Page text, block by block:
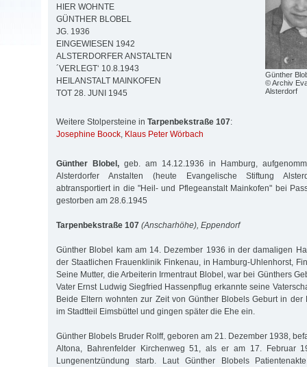
Günther
© Archiv
Alsterdorf
HIER WOHNTE
GÜNTHER BLOBEL
JG. 1936
EINGEWIESEN 1942
ALSTERDORFER ANSTALTEN
´VERLEGT‘ 10.8.1943
HEILANSTALT MAINKOFEN
TOT 28. JUNI 1945
Weitere Stolpersteine in Tarpenbekstraße 107:
Josephine Boock, Klaus Peter Wörbach
Günther Blobel, geb. am 14.12.1936 in Hamburg,
Alsterdorfer Anstalten (heute Evangelische Stiftung
abtransportiert in die "Heil- und Pflegeanstalt Mainkofen" bei
gestorben am 28.6.1945
Tarpenbekstraße 107 (Anscharhöhe), Eppendorf
Günther Blobel kam am 14. Dezember 1936 in der damaligen
der Staatlichen Frauenklinik Finkenau, in Hamburg-Uhlenhorst,
Seine Mutter, die Arbeiterin Irmentraut Blobel, war bei Günthers
Vater Ernst Ludwig Siegfried Hassenpflug erkannte seine
Beide Eltern wohnten zur Zeit von Günther Blobels Geburt in der
im Stadtteil Eimsbüttel und gingen später die Ehe ein.
Günther Blobels Bruder Rolff, geboren am 21. Dezember 1938,
Altona, Bahrenfelder Kirchenweg 51, als er am 17. Februar
Lungenentzündung starb. Laut Günther Blobels